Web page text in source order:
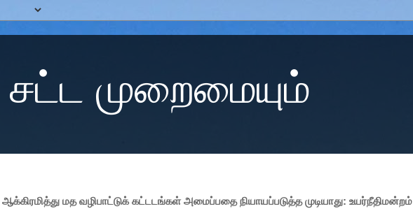
சட்ட முறைமையும்
மத வழிபாட்டுக் கட்டடங்கள் அமைப்பதை நியாயப்படுத்த முடியாது: உயர்நீதிமன்றம்